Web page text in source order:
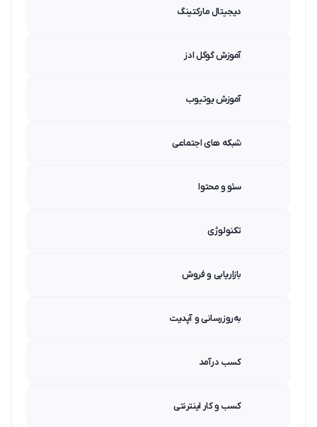
دیجیتال مارکتینگ
آموزش گوگل ادز
آموزش یوتیوب
شبکه های اجتماعی
سئو و محتوا
تکنولوژی
بازاریابی و فروش
به‌روزرسانی و آپدیت
کسب درآمد
کسب و کار اینترنتی